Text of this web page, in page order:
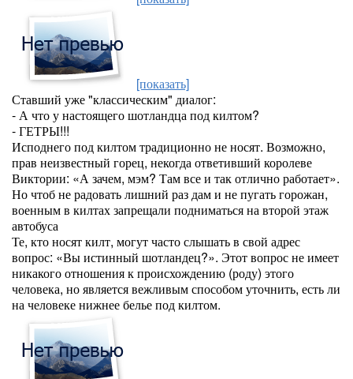
[показать]
Ставший уже "классическим" диалог:
- А что у настоящего шотландца под килтом?
- ГЕТРЫ!!!
Исподнего под килтом традиционно не носят. Возможно,
прав неизвестный горец, некогда ответивший королеве
Виктории: «А зачем, мэм? Там все и так отлично работает».
Но чтоб не радовать лишний раз дам и не пугать горожан,
военным в килтах запрещали подниматься на второй этаж
автобуса
Те, кто носят килт, могут часто слышать в свой адрес
вопрос: «Вы истинный шотландец?». Этот вопрос не имеет
никакого отношения к происхождению (роду) этого
человека, но является вежливым способом уточнить, есть ли
на человеке нижнее белье под килтом.